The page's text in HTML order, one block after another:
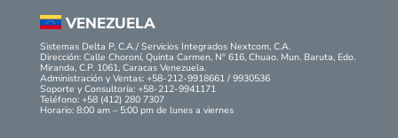
VENEZUELA
Sistemas Delta P, C.A./ Servicios Integrados Nextcom, C.A.
Dirección: Calle Choroní, Quinta Carmen, N° 616, Chuao. Mun. Baruta, Edo.
Miranda, C.P. 1061, Caracas Venezuela.
Administración y Ventas: +58-212-9918661 / 9930536
Soporte y Consultoría: +58-212-9941171
Teléfono: +58 (412) 280 7307
Horario: 8:00 am – 5:00 pm de lunes a viernes